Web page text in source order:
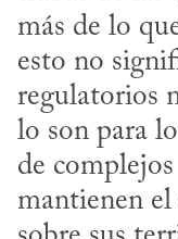
más de lo
esto no
regulatorios
lo son para
de
mantienen